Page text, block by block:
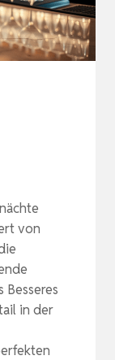
von
Besseres
in der